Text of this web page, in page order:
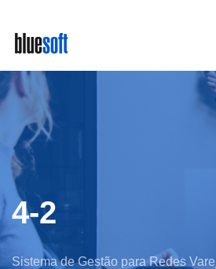
main
content
4-2
Sistema de Gestão para Redes